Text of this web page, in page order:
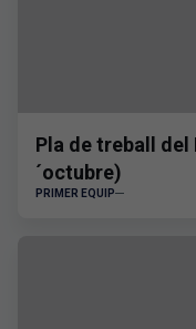
Pla de treball del
´octubre)
PRIMER EQUIP